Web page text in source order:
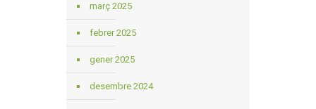
març 2025
febrer 2025
gener 2025
desembre 2024